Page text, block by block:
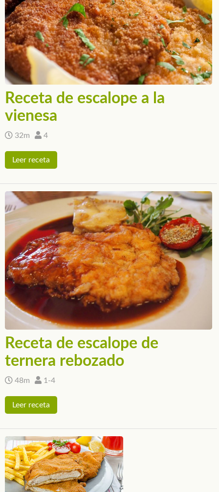
Receta de escalope a la
vienesa
32m 4
Leer receta
Receta de escalope de
ternera rebozado
48m 1-4
Leer receta